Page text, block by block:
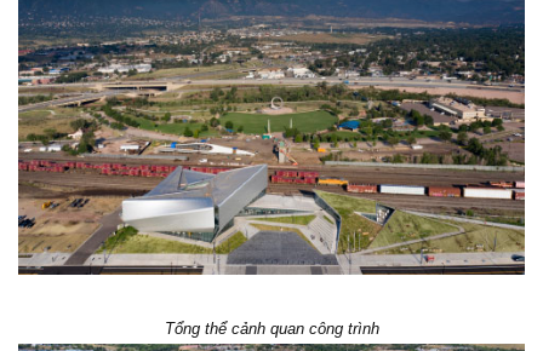
Tổng thể cảnh quan công trình